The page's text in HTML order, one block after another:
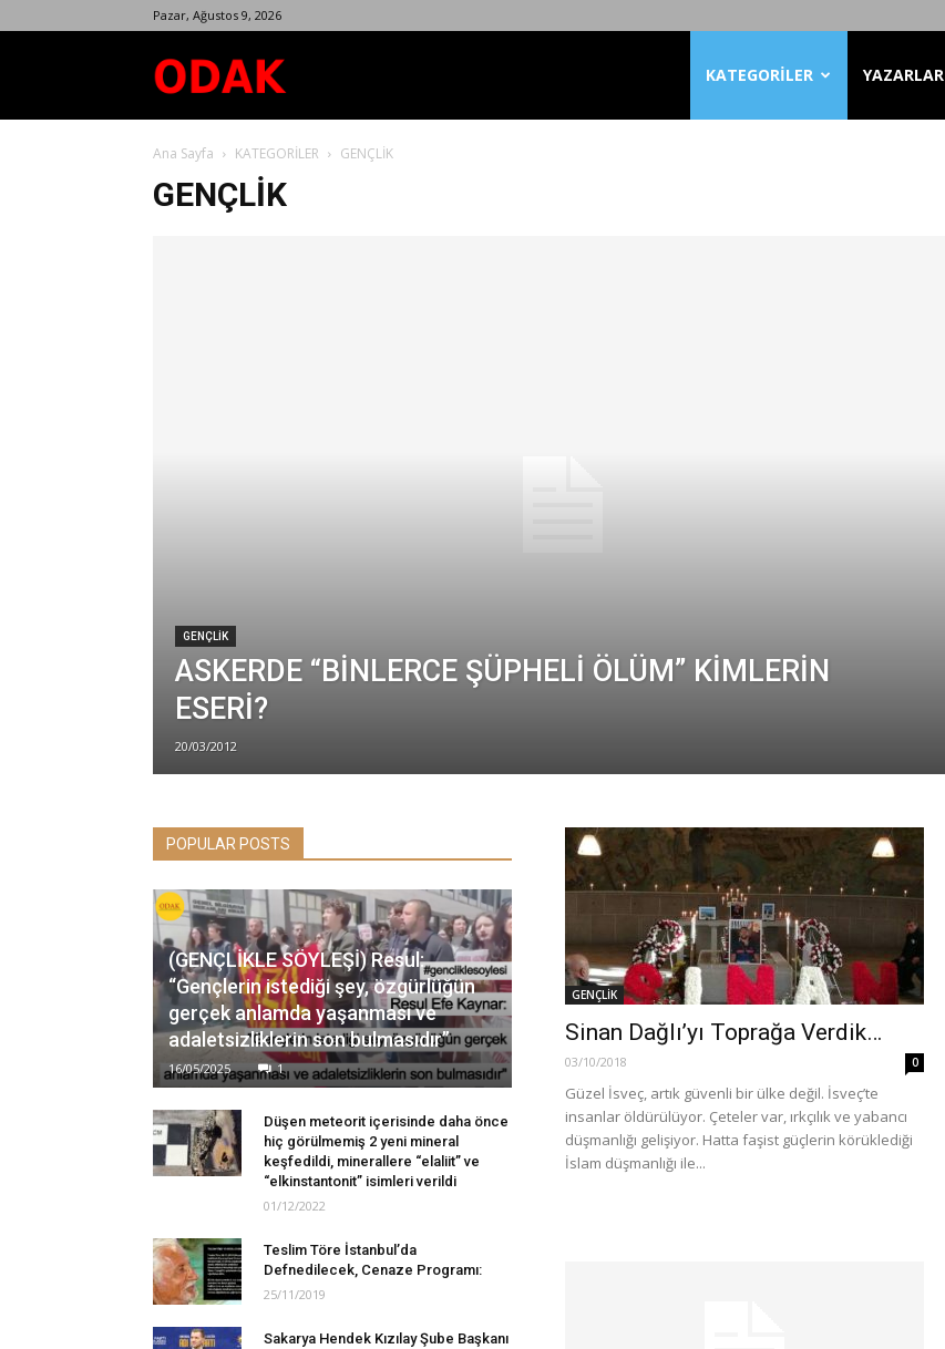
Pazar, Ağustos 9, 2026
Dergisi
KATEGORİLER YAZARLAR
Ana Sayfa KATEGORİLER GENÇLİK
GENÇLİK
GENÇLİK
ASKERDE “BİNLERCE ŞÜPHELİ ÖLÜM” KİMLERİN
ESERİ?
20/03/2012
GENÇLİK
Sinan Dağlı’yı Toprağa Verdik…
03/10/2018 0
Güzel İsveç, artık güvenli bir ülke değil. İsveç’te
insanlar öldürülüyor. Çeteler var, ırkçılık ve yabancı
düşmanlığı gelişiyor. Hatta faşist güçlerin körüklediği
İslam düşmanlığı ile...
POPULAR POSTS
(GENÇLİKLE SÖYLEŞİ) Resul:
“Gençlerin istediği şey, özgürlüğün
gerçek anlamda yaşanması ve
adaletsizliklerin son bulmasıdır”
16/05/2025 1
Düşen meteorit içerisinde daha önce
hiç görülmemiş 2 yeni mineral
keşfedildi, minerallere “elaliit” ve
“elkinstantonit” isimleri verildi
01/12/2022
Teslim Töre İstanbul’da
Defnedilecek, Cenaze Programı:
25/11/2019
Sakarya Hendek Kızılay Şube Başkanı